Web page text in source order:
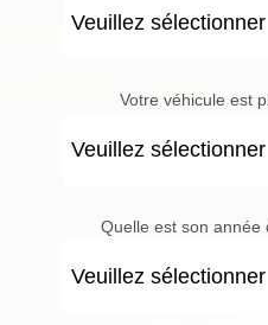
Votre véhicule est
Quelle est son année